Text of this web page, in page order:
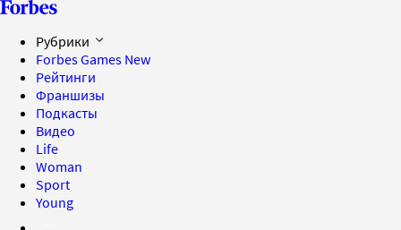
Рубрики
Forbes Games New
Рейтинги
Франшизы
Подкасты
Видео
Life
Woman
Sport
Young